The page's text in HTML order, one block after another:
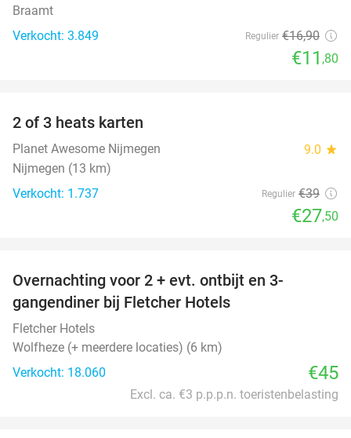
Braamt
Verkocht: 3.849
Regulier €16,90
€11 ,80
2 of 3 heats karten
Planet Awesome Nijmegen 9.0 star
Nijmegen (13 km)
Verkocht: 1.737
Regulier €39
€27,50
Overnachting voor 2 + evt. ontbijt en 3-
gangendiner bij Fletcher Hotels
Fletcher Hotels
Wolfheze (+ meerdere locaties) (6 km)
Verkocht: 18.060
€45
Excl. ca. €3 p.p.p.n. toeristenbelasting